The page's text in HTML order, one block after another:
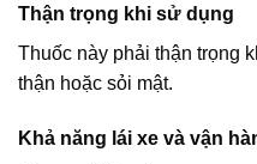
Thận trọng khi sử dụng
Thuốc này phải thận trọng
thận hoặc sỏi mật.
Khả năng lái xe và vận